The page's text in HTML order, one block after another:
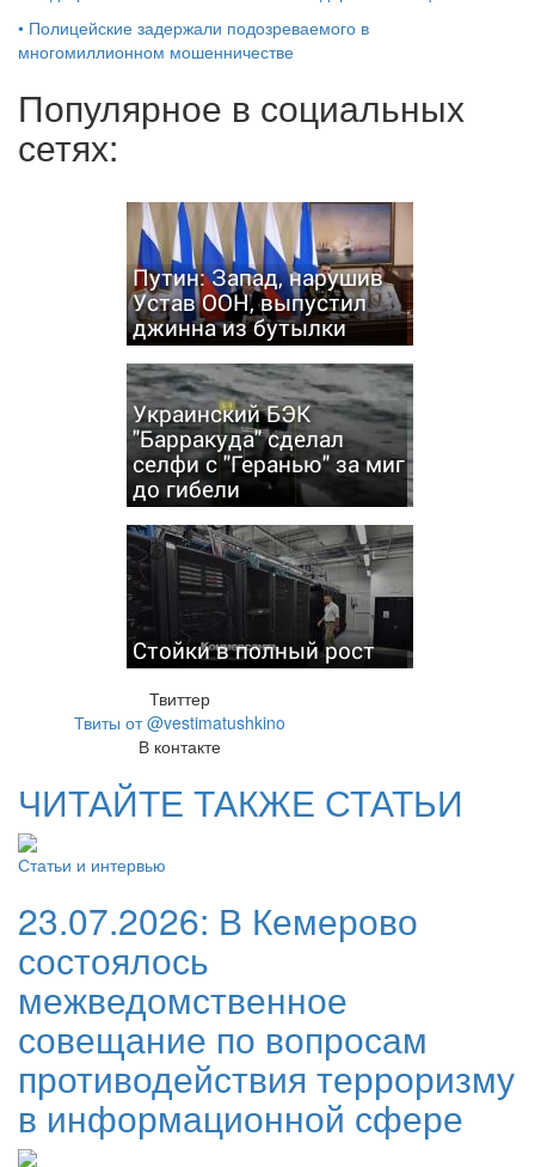
• Полицейские задержали подозреваемого в
многомиллионном мошенничестве
Популярное в социальных
сетях:
Путин: Запад, нарушив
Устав ООН, выпустил
джинна из бутылки
Украинский БЭК
"Барракуда" сделал
селфи с "Геранью" за миг
до гибели
Стойки в полный рост
Твиттер
Твиты от @vestimatushkino
В контакте
ЧИТАЙТЕ ТАКЖЕ СТАТЬИ
Статьи и интервью
23.07.2026: В Кемерово
состоялось
межведомственное
совещание по вопросам
противодействия терроризму
в информационной сфере